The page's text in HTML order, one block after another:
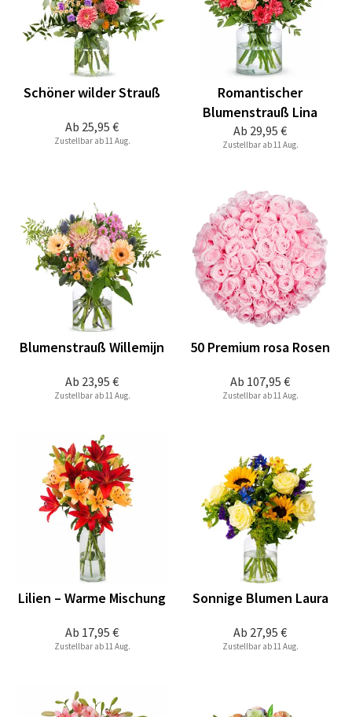
Ab 25,95 €
Schöner wilder Strauß
Zustellbar ab 11 Aug.
Ab 29,95 €
Romantischer
Blumenstrauß Lina
Zustellbar ab 11 Aug.
Ab 23,95 €
Blumenstrauß Willemijn
Zustellbar ab 11 Aug.
Ab 107,95 €
50 Premium rosa Rosen
Zustellbar ab 11 Aug.
Ab 17,95 €
Lilien – Warme Mischung
Zustellbar ab 11 Aug.
Ab 27,95 €
Sonnige Blumen Laura
Zustellbar ab 11 Aug.